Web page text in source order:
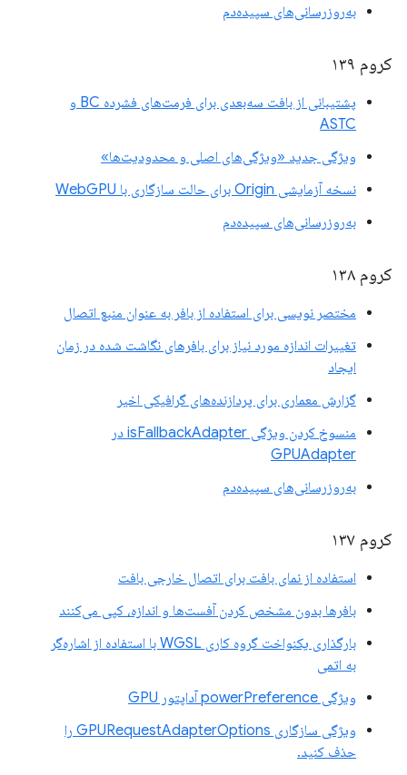
به‌روزرسانی‌های سپیده‌دم
کروم ۱۳۹
پشتیبانی از بافت سه‌بعدی برای فرمت‌های فشرده BC و
ASTC
ویژگی جدید «ویژگی‌های اصلی و محدودیت‌ها»
نسخه آزمایشی Origin برای حالت سازگاری با WebGPU
به‌روزرسانی‌های سپیده‌دم
کروم ۱۳۸
مختصر نویسی برای استفاده از بافر به عنوان منبع اتصال
تغییرات اندازه مورد نیاز برای بافرهای نگاشت شده در زمان
ایجاد
گزارش معماری برای پردازنده‌های گرافیکی اخیر
منسوخ کردن ویژگی isFallbackAdapter در
GPUAdapter
به‌روزرسانی‌های سپیده‌دم
کروم ۱۳۷
استفاده از نمای بافت برای اتصال خارجی بافت
بافرها بدون مشخص کردن آفست‌ها و اندازه، کپی می‌کنند
بارگذاری یکنواخت گروه کاری WGSL با استفاده از اشاره‌گر
به اتمی
ویژگی powerPreference آداپتور GPU
ویژگی سازگاری GPURequestAdapterOptions را
حذف کنید.